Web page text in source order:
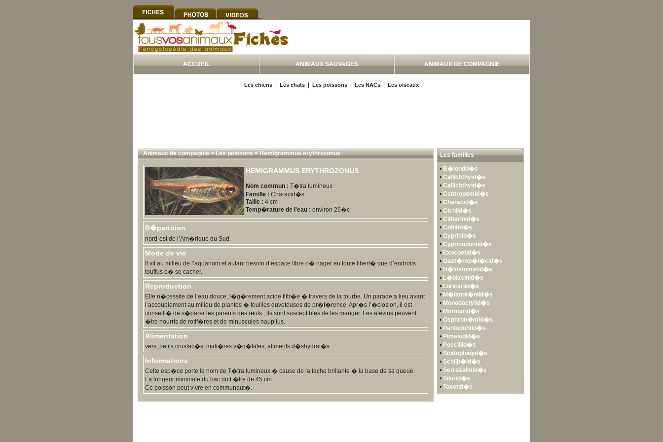
ACCUEIL ANIMAUX SAUVAGES ANIMAUX DE COMPAGNIE
Les chiens Les chats Les poissons Les NACs Les oiseaux
Animaux de compagnie>Les poissons>Hemigrammus erythrozonus
HEMIGRAMMUS ERYTHROZONUS
Nom commun : T�tra lumineux
Famille : Characid�s
Taille : 4 cm
Temp�rature de l'eau : environ 26�c
R�partition
nord-est de l’Am�rique du Sud.
Mode de vie
Il vit au milieu de l’aquarium et autant besoin d’espace libre o� nager en toute libert� que d’endroits
touffus o� se cacher.
Reproduction
Elle n�cessite de l’eau douce, l�g�rement acide filtr�e � travers de la tourbe. Un parade a lieu avant
l’accouplement au milieu de plantes � feuilles duveteuses de pr�f�rence. Apr�s l’�closion, il est
conseill� de s�parer les parents des œufs ; ils sont susceptibles de les manger. Les alevins peuvent
�tre nourris de rotif�res et de minuscules nauplius.
Alimentation
vers, petits crustac�s, mati�res v�g�tales, aliments d�shydrat�s.
Informations
Cette esp�ce porte le nom de T�tra lumineux � cause de la tache brillante � la base de sa queue.
La longeur minimale du bac doit �tre de 45 cm.
Ce poisson peut vivre en communaut�.
Les familles
• B�lontid�s
•Callichthyid�s
•Callichthyid�s
•Centropomid�s
•Characid�s
•Cichlid�s
•Citharinid�s
•Cobitid�s
•Cyprinid�s
•Cyprinodontid�s
• Exocoetid�s
•Gast�rop�l�cid�s
• H�lostomatid�s
• L�biasinid�s
• Loricariid�s
• M�lanot�niid�s
• Monodactylid�s
• Mormyrid�s
•Osphron�mid�s
• Pantodontid�s
• Pimelodid�s
• Poeciliid�s
•Scatophagid�s
•Schilb�id�s
•Serrasalmid�s
•Silurid�s
•Toxotid�s